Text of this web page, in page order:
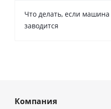
Что делать, если
заводится
Компания